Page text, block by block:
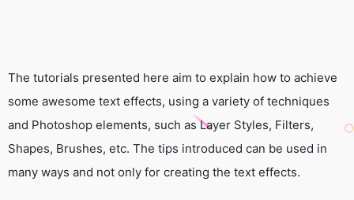
The tutorials presented here aim to explain how to achieve
some awesome text effects, using a variety of techniques
and Photoshop elements, such as Layer Styles, Filters,
Shapes, Brushes, etc. The tips introduced can be used in
many ways and not only for creating the text effects.